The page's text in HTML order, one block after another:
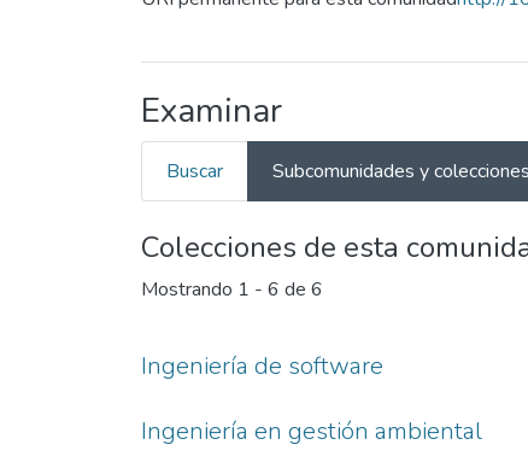
Examinar
Buscar Subcomunidades y colecciones
Colecciones de esta
Mostrando 1 - 6 de 6
Ingeniería de software
Ingeniería en gestión ambiental